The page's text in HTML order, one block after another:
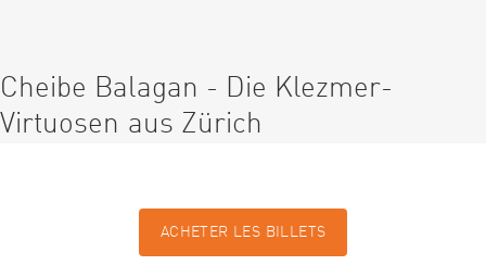
Cheibe Balagan - Die Klezmer-
Virtuosen aus Zürich
ACHETER LES BILLETS